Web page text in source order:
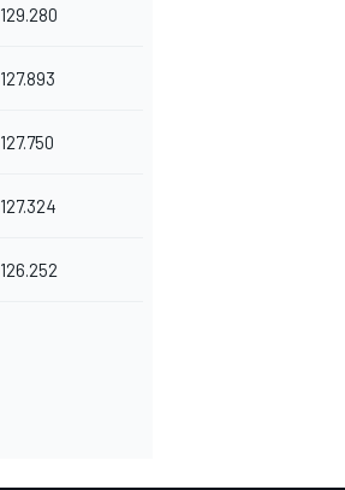
129.280
127.893
127.750
127.324
126.252